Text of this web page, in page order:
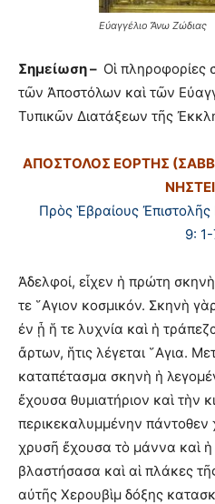
Εὐαγγέλιο Ἄνω Ζώδιας
Σημείωση – Οἱ πληροφορίες
τῶν Ἀποστόλων καὶ τῶν
Τυπικῶν Διατάξεων τῆς
ΑΠΟΣΤΟΛΟΣ ΕΟΡΤΗΣ
Πρὸς Ἑβραίους
9:
Ἀδελφοί, εἶχεν ἡ πρώτη
τε ῞Αγιον κοσμικόν. Σκηνὴ
ἐν ᾗ ἥ τε λυχνία καὶ ἡ
ἄρτων, ἥτις λέγεται ῞Αγια.
καταπέτασμα σκηνὴ ἡ
ἔχουσα θυμιατήριον καὶ τὴν
περικεκαλυμμένην
χρυσῆ ἔχουσα τὸ μάννα καὶ
βλαστήσασα καὶ αἱ πλάκες
αὐτῆς Χερουβὶμ δόξης